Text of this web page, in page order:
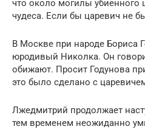
что около могилы убиенного
чудеса. Если бы царевич не
В Москве при народе Бориса
юродивый Николка. Он
обижают. Просит Годунова
это было сделано с
Лжедмитрий продолжает
тем временем неожиданно